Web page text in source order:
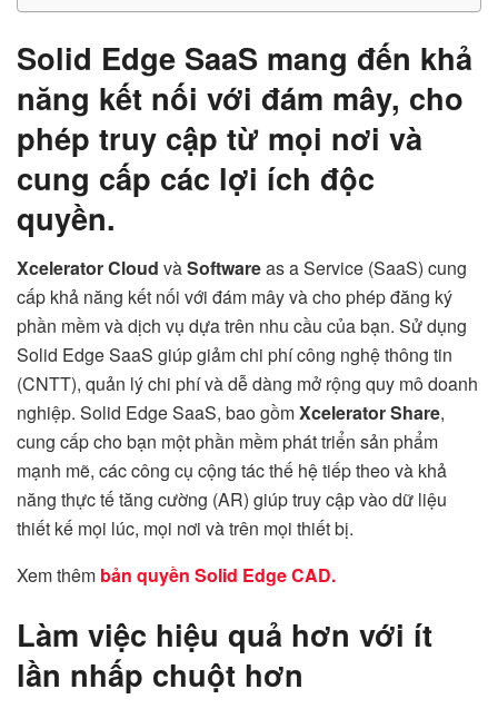
Solid Edge SaaS mang đến khả
năng kết nối với đám mây, cho
phép truy cập từ mọi nơi và
cung cấp các lợi ích độc
quyền.
Xcelerator Cloud vàSoftwareas a Service (SaaS) cung
cấp khả năng kết nối với đám mây và cho phép đăng ký
phần mềm và dịch vụ dựa trên nhu cầu của bạn. Sử dụng
Solid Edge SaaS giúp giảm chi phí công nghệ thông tin
(CNTT), quản lý chi phí và dễ dàng mở rộng quy mô doanh
nghiệp. Solid Edge SaaS, bao gồmXcelerator Share,
cung cấp cho bạn một phần mềm phát triển sản phẩm
mạnh mẽ, các công cụ cộng tác thế hệ tiếp theo và khả
năng thực tế tăng cường (AR) giúp truy cập vào dữ liệu
thiết kế mọi lúc, mọi nơi và trên mọi thiết bị.
Xem thêm bản quyền Solid Edge CAD.
Làm việc hiệu quả hơn với ít
lần nhấp chuột hơn